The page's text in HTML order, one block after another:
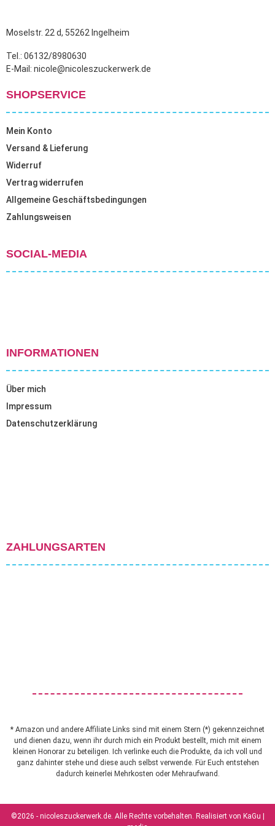
Moselstr. 22 d, 55262 Ingelheim
Tel.: 06132/8980630
E-Mail: nicole@nicoleszuckerwerk.de
SHOPSERVICE
Mein Konto
Versand & Lieferung
Widerruf
Vertrag widerrufen
Allgemeine Geschäftsbedingungen
Zahlungsweisen
SOCIAL-MEDIA
INFORMATIONEN
Über mich
Impressum
Datenschutzerklärung
ZAHLUNGSARTEN
* Amazon und andere Affiliate Links sind mit einem Stern (*) gekennzeichnet
und dienen dazu, wenn ihr durch mich ein Produkt bestellt, mich mit einem
kleinen Honorar zu beteiligen. Ich verlinke euch die Produkte, da ich voll und
ganz dahinter stehe und diese auch selbst verwende. Für Euch entstehen
dadurch keinerlei Mehrkosten oder Mehraufwand.
©2026 - nicoleszuckerwerk.de. Alle Rechte vorbehalten. Realisiert von KaGu |